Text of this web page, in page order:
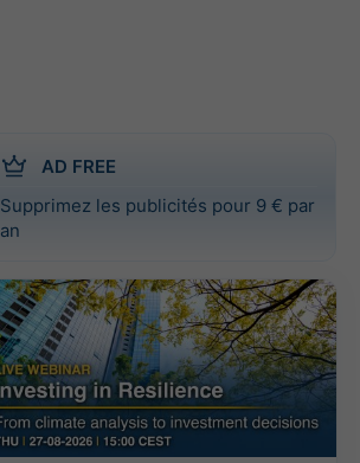
AD FREE
Supprimez les publicités pour 9 € par
an